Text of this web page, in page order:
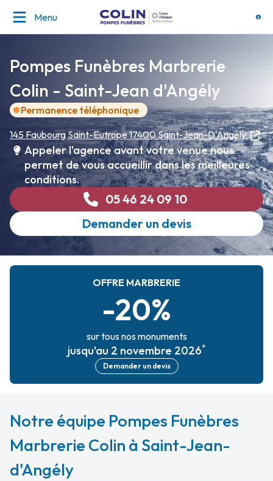
Menu
Pompes Funèbres Marbrerie
Colin - Saint-Jean d'Angély
Permanence téléphonique
145 Faubourg Saint-Eutrope17400 Saint-Jean-D'Angély
05 46 24 09 10
Demander un devis
Appeler l'agence avant votre venue nous
permet de vous accueillir dans les meilleures
conditions.
OFFRE MARBRERIE
-20%
sur tous nos monuments
jusqu'au 2 novembre 2026*
Demander un devis
Notre équipe Pompes Funèbres
Marbrerie Colin à Saint-Jean-
d'Angély